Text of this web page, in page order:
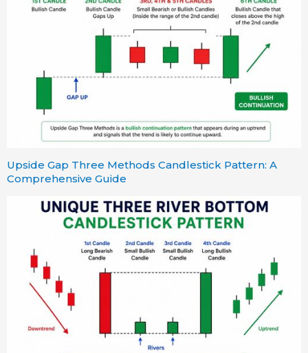
Upside Gap Three Methods Candlestick Pattern: A
Comprehensive Guide